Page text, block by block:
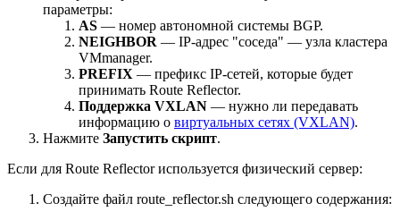
параметры:
AS — номер автономной системы BGP.
NEIGHBOR — IP-адрес "соседа" — узла кластера
VMmanager.
PREFIX — префикс IP-сетей, которые будет
принимать Route Reflector.
Поддержка VXLAN — нужно ли передавать
информацию о виртуальных сетях (VXLAN).
Нажмите Запустить скрипт.
Если для Route Reflector используется физический сервер:
Создайте файл route_reflector.sh следующего содержания: